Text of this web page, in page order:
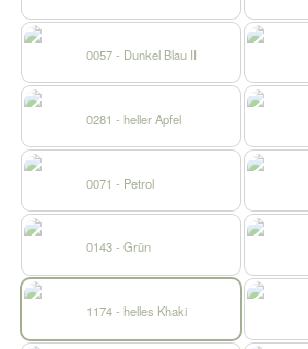
0057 - Dunkel Blau II
0281 - heller Apfel
0071 - Petrol
0143 - Grün
1174 - helles Khaki